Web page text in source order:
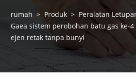
rumah > Produk > Peralatan
Gaea sistem perobohan batu gas ke-
ejen retak tanpa bunyi